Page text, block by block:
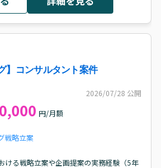
円滑な連携・調整能力
】コンサルタント案件
2026/07/28 公開
円/月額
戦略立案
ける戦略立案や企画提案の実務経験（5年